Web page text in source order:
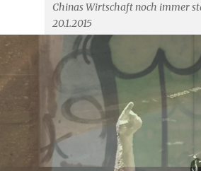
Chinas Wirtschaft noch immer
20.1.2015